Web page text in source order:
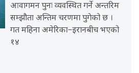
आवागमन पुनः व्यवस्थित गर्ने अन्तरिम
सम्झौता अन्तिम चरणमा पुगेको छ ।
गत महिना अमेरिका–इरानबीच भएको
१४